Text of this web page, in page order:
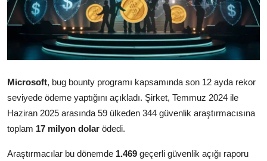
Spor
TBMM Haberleri
Sağlık
SON DAKİKA
Asayiş
Microsoft, bug bounty programı kapsamında son 12 ayda rekor
seviyede ödeme yaptığını açıkladı. Şirket, Temmuz 2024 ile
Haziran 2025 arasında 59 ülkeden 344 güvenlik araştırmacısına
toplam 17 milyon dolar ödedi.
Araştırmacılar bu dönemde 1.469 geçerli güvenlik açığı raporu